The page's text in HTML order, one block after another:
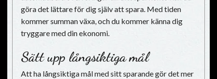
göra det lättare för dig själv att spara. Med tiden
kommer summan växa, och du kommer känna dig
tryggare med din ekonomi.
Sätt upp långsiktiga mål
Att ha långsiktiga mål med sitt sparande gör det mer